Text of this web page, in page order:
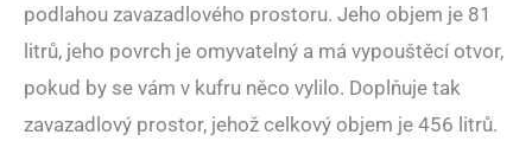
podlahou zavazadlového prostoru. Jeho objem je 81
litrů, jeho povrch je omyvatelný a má vypouštěcí otvor,
pokud by se vám v kufru něco vylilo. Doplňuje tak
zavazadlový prostor, jehož celkový objem je 456 litrů.